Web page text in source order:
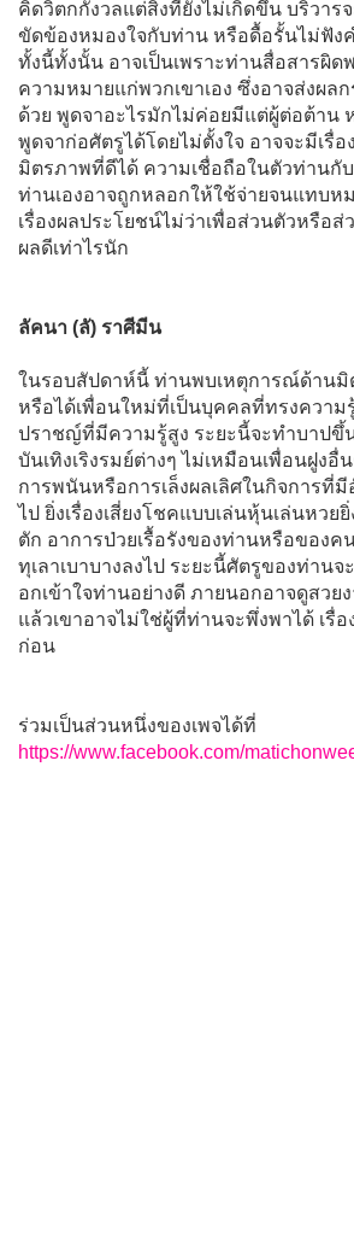
คิดวิตกกังวลแต่สิ่งที่ยังไม่เกิดขึ้น บริวาร
ขัดข้องหมองใจกับท่าน หรือดื้อรั้นไม่ฟัง
ทั้งนี้ทั้งนั้น อาจเป็นเพราะท่านสื่อสารผิด
ความหมายแก่พวกเขาเอง ซึ่งอาจส่งผล
ด้วย พูดจาอะไรมักไม่ค่อยมีแต่ผู้ต่อต้าน
พูดจาก่อศัตรูได้โดยไม่ตั้งใจ อาจจะมีเรื่อ
มิตรภาพที่ดีได้ ความเชื่อถือในตัวท่านกั
ท่านเองอาจถูกหลอกให้ใช้จ่ายจนแทบห
เรื่องผลประโยชน์ไม่ว่าเพื่อส่วนตัวหรือ
ผลดีเท่าไรนัก
ลัคนา (ลั) ราศีมีน
ในรอบสัปดาห์นี้ ท่านพบเหตุการณ์ด้านมิ
หรือได้เพื่อนใหม่ที่เป็นบุคคลที่ทรงความ
ปราชญ์ที่มีความรู้สูง ระยะนี้จะทำบาปขึ้
บันเทิงเริงรมย์ต่างๆ ไม่เหมือนเพื่อนฝูงอื่
การพนันหรือการเล็งผลเลิศในกิจการที่มี
ไป ยิ่งเรื่องเสี่ยงโชคแบบเล่นหุ้นเล่นหว
ตัก อาการป่วยเรื้อรังของท่านหรือของค
ทุเลาเบาบางลงไป ระยะนี้ศัตรูของท่าน
อกเข้าใจท่านอย่างดี ภายนอกอาจดูสวย
แล้วเขาอาจไม่ใช่ผู้ที่ท่านจะพึ่งพาได้ เรื่อ
ก่อน
ร่วมเป็นส่วนหนึ่งของเพจได้ที่
https://www.facebook.com/